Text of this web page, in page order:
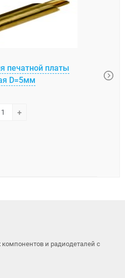
печатной платы
D=5мм
+
и радиодеталей с